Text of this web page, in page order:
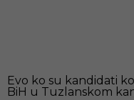
Evo ko su kandidati
BiH u Tuzlanskom